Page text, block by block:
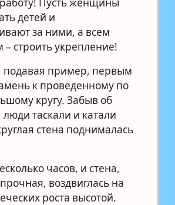
детей и
за ними, а всем
строить укрепление!
подавая пример, первым
к проведенному по
кругу. Забыв об
люди таскали и катали
стена поднималась
часов, и стена,
воздвиглась на
роста высотой.